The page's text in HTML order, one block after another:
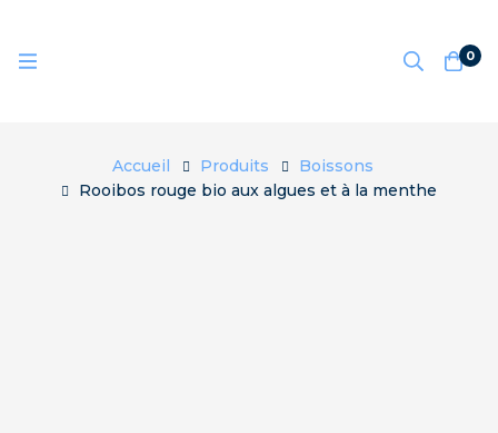
0
Accueil Produits
Boissons
Rooibos rouge bio aux algues et à la menthe